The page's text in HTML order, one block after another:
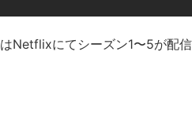
はNetflixにてシーズン1〜5が配